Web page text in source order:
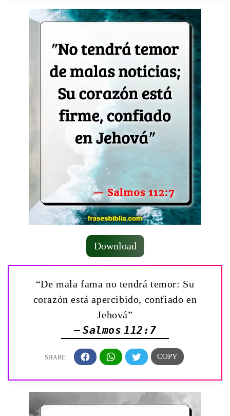
Download
“De mala fama no tendrá temor: Su
corazón está apercibido, confiado en
Jehová”
— Salmos 112:7